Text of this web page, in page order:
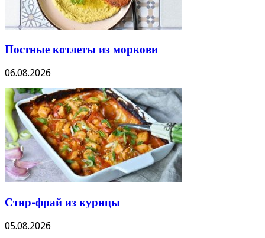
Постные котлеты из моркови
06.08.2026
Стир-фрай из курицы
05.08.2026